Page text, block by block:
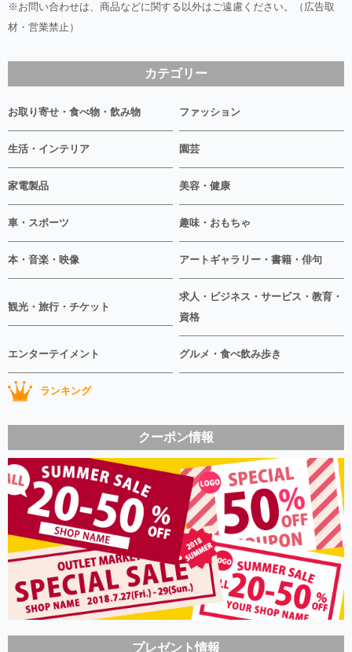
※お問い合わせは、商品などに関する以外はご遠慮ください。（広告取
材・営業禁止）
カテゴリー
お取り寄せ・食べ物・飲み物 ファッション
生活・インテリア 園芸
家電製品 美容・健康
車・スポーツ 趣味・おもちゃ
本・音楽・映像 アートギャラリー・書籍・俳句
観光・旅行・チケット
求人・ビジネス・サービス・教育・
資格
エンターテイメント グルメ・食べ飲み歩き
ランキング
クーポン情報
プレゼント情報